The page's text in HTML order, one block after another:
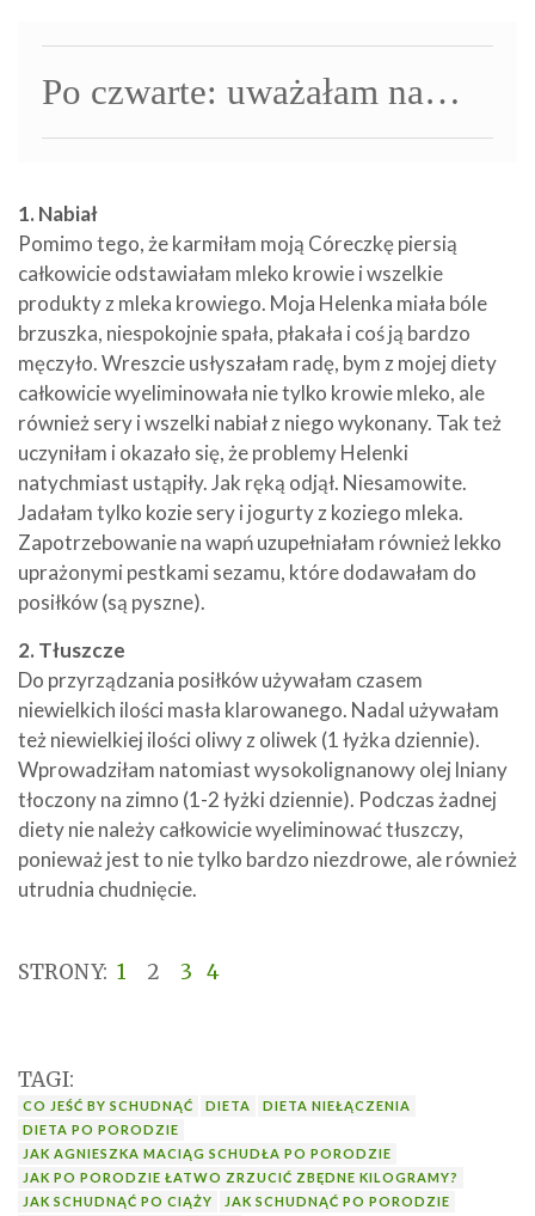
Po czwarte: uważałam na…
1. Nabiał
Pomimo tego, że karmiłam moją Córeczkę piersią
całkowicie odstawiałam mleko krowie i wszelkie
produkty z mleka krowiego. Moja Helenka miała bóle
brzuszka, niespokojnie spała, płakała i coś ją bardzo
męczyło. Wreszcie usłyszałam radę, bym z mojej diety
całkowicie wyeliminowała nie tylko krowie mleko, ale
również sery i wszelki nabiał z niego wykonany. Tak też
uczyniłam i okazało się, że problemy Helenki
natychmiast ustąpiły. Jak ręką odjął. Niesamowite.
Jadałam tylko kozie sery i jogurty z koziego mleka.
Zapotrzebowanie na wapń uzupełniałam również lekko
uprażonymi pestkami sezamu, które dodawałam do
posiłków (są pyszne).
2. Tłuszcze
Do przyrządzania posiłków używałam czasem
niewielkich ilości masła klarowanego. Nadal używałam
też niewielkiej ilości oliwy z oliwek (1 łyżka dziennie).
Wprowadziłam natomiast wysokolignanowy olej lniany
tłoczony na zimno (1-2 łyżki dziennie). Podczas żadnej
diety nie należy całkowicie wyeliminować tłuszczy,
ponieważ jest to nie tylko bardzo niezdrowe, ale również
utrudnia chudnięcie.
STRONY: 1 2 3 4
TAGI:
CO JEŚĆ BY SCHUDNĄĆ DIETA
DIETA NIEŁĄCZENIA
DIETA PO PORODZIE
JAK AGNIESZKA MACIĄG SCHUDŁA PO PORODZIE
JAK PO PORODZIE ŁATWO ZRZUCIĆ ZBĘDNE KILOGRAMY?
JAK SCHUDNĄĆ PO CIĄŻY
JAK SCHUDNĄĆ PO PORODZIE